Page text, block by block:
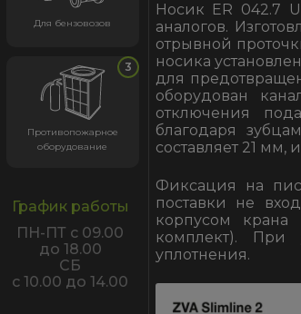
Носик ER 042.7
аналогов.
отрывной
носика
для
оборудован
отключения
благодаря
составляет 21 мм,
Фиксация на
поставки не
корпусом крана
комплект). При
уплотнения.
Для бензовозов
Противопожарное
оборудование
3
График работы
ПН-ПТ с 09.00
до 18.00
СБ
с 10.00 до 14.00